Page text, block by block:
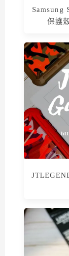
Samsung
保護